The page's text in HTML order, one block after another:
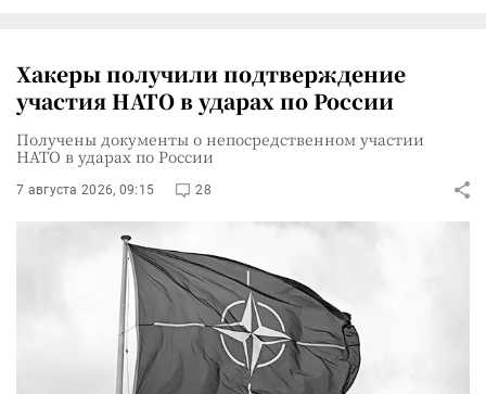
Хакеры получили подтверждение
участия НАТО в ударах по России
Получены документы о непосредственном участии
НАТО в ударах по России
7 августа 2026, 09:15 28